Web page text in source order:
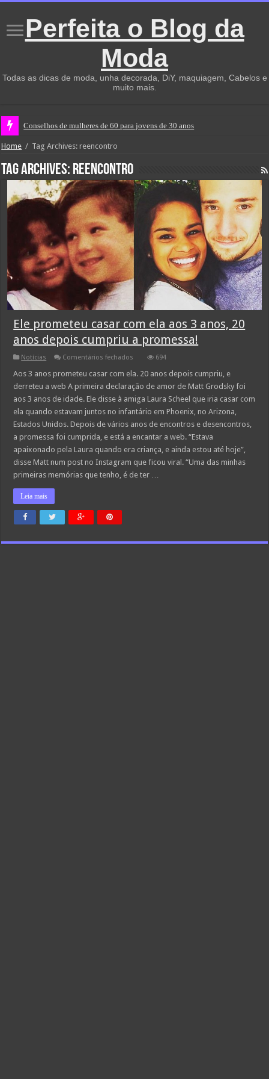
Perfeita o Blog da
Moda
Todas as dicas de moda, unha decorada, DiY, maquiagem, Cabelos e
muito mais.
Conselhos de mulheres de 60 para jovens de 30 anos
Home / Tag Archives: reencontro
Tag Archives: reencontro
Ele prometeu casar com ela aos 3 anos, 20
anos depois cumpriu a promessa!
Notícias Comentários fechados
prometeu
com
ela
aos
3
20
anos
cumpriu
promessa!
694
Aos 3 anos prometeu casar com ela. 20 anos depois cumpriu, e
derreteu a web A primeira declaração de amor de Matt Grodsky foi
aos 3 anos de idade. Ele disse à amiga Laura Scheel que iria casar com
ela quando estavam juntos no infantário em Phoenix, no Arizona,
Estados Unidos. Depois de vários anos de encontros e desencontros,
a promessa foi cumprida, e está a encantar a web. “Estava
apaixonado pela Laura quando era criança, e ainda estou até hoje”,
disse Matt num post no Instagram que ficou viral. “Uma das minhas
primeiras memórias que tenho, é de ter …
Leia mais